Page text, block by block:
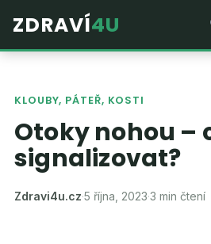
ZDRAVÍ4U
KLOUBY, PÁTEŘ, KOSTI
Otoky nohou –
signalizovat?
Zdravi4u.cz·5 října, 2023·3 min čtení